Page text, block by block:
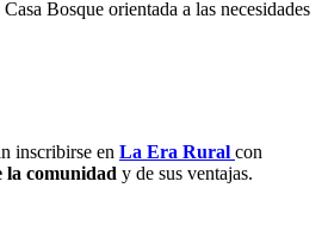
Bosque orientada a las necesidades
inscribirse en La Era Rural con
la comunidad y de sus ventajas.